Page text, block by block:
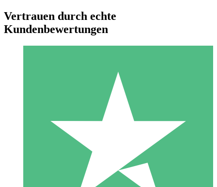
Individuelle Credit-Pakete
Zahlen Sie nach Bedarf mit Download-Credits. Keine
monatliche Verpflichtung erforderlich.
10 00
Vertrauen durch echte
Kundenbewertungen